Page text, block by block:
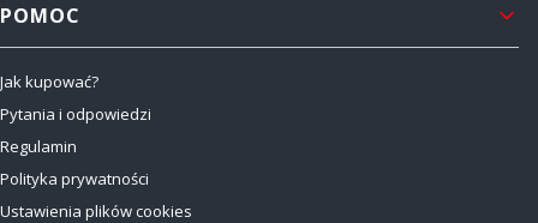
POMOC
Jak kupować?
Pytania i odpowiedzi
Regulamin
Polityka prywatności
Ustawienia plików cookies